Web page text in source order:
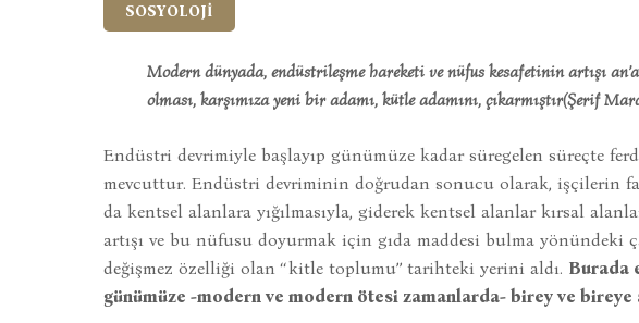
SOSYOLOJİ
Modern dünyada, endüstrileşme hareketi ve nüfus kesafetinin artışı
olması, karşımıza yeni bir adamı, kütle adamını, çıkarmıştır(Şerif
Endüstri devrimiyle başlayıp günümüze kadar süregelen süreçte
mevcuttur. Endüstri devriminin doğrudan sonucu olarak, işçilerin
da kentsel alanlara yığılmasıyla, giderek kentsel alanlar kırsal
artışı ve bu nüfusu doyurmak için gıda maddesi bulma yönündeki
değişmez özelliği olan ‘‘kitle toplumu’’ tarihteki yerini aldı. Burada
günümüze -modern ve modern ötesi zamanlarda- birey ve